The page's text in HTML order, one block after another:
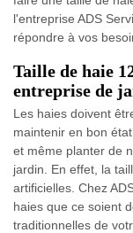
l'entreprise ADS
répondre à vos
Taille de haie
entreprise de
Les haies doivent
maintenir en bon
et même planter de
jardin. En effet, la
artificielles. Chez
haies que ce soient
traditionnelles de